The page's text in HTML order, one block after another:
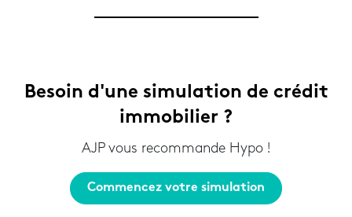
Besoin d'une simulation de crédit
immobilier ?
AJP vous recommande Hypo !
Commencez votre simulation